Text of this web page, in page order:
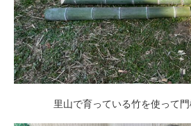
里山で育っている竹を使って門